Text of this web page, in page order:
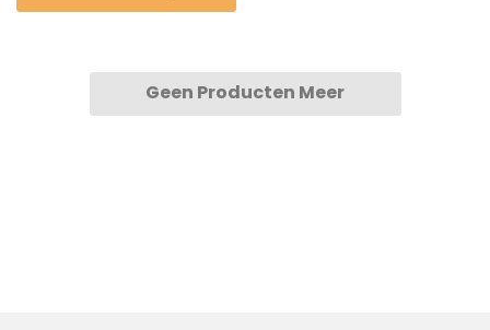
Geen Producten Meer